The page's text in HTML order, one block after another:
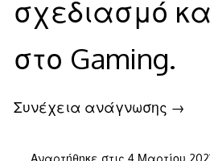
σχεδιασμό
στο Gaming.
Συνέχεια ανάγνωσης →
Αναρτήθηκε στις 4 Μαρτίου